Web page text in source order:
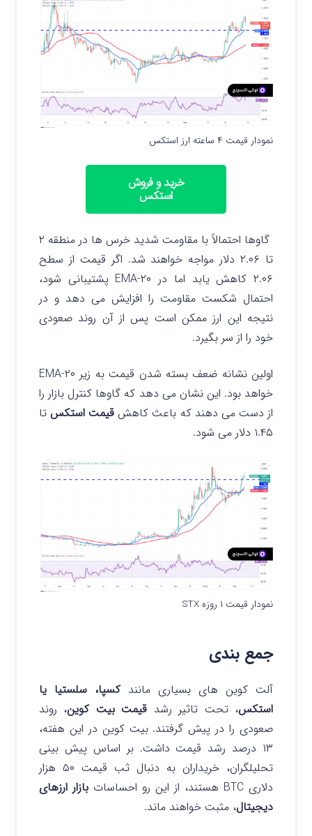
نمودار قیمت ۴ ساعته ارز استکس
خرید و فروش
استکس
گاوها احتمالاً با مقاومت شدید خرس ها در منطقه ۲
تا ۲.۰۶ دلار مواجه خواهند شد. اگر قیمت از سطح
۲.۰۶ کاهش یابد اما در ۲۰-EMA پشتیبانی شود،
احتمال شکست مقاومت را افزایش می دهد و در
نتیجه این ارز ممکن است پس از آن روند صعودی
خود را از سر بگیرد.
اولین نشانه ضعف بسته شدن قیمت به زیر ۲۰-EMA
خواهد بود. این نشان می دهد که گاوها کنترل بازار را
از دست می دهند که باعث کاهش قیمت استکستا
۱.۴۵ دلار می شود.
نمودار قیمت ۱ روزه STX
جمع بندی
آلت کوین های بسیاری مانندکسپا، سلستیا یا
استکس، تحت تاثیر رشد قیمت بیت کوین، روند
صعودی را در پیش گرفتند. بیت کوین در این هفته،
۱۳ درصد رشد قیمت داشت. بر اساس پیش بینی
تحلیلگران، خریداران به دنبال ثب قیمت ۵۰ هزار
دلاری BTC هستند، از این رو احساسات
بازار ارزهای
دیجیتال، مثبت خواهند ماند.